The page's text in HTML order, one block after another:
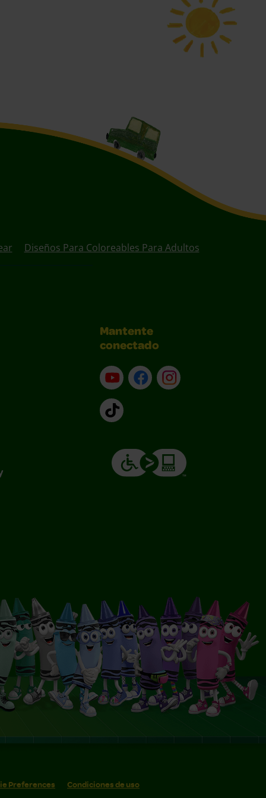
Diseños Para Coloreables Para Adultos
Mantente
conectado
YouTube (en inglés)
Facebook (en inglés)
Instagram (en
TikTok
Preferences Condiciones de uso